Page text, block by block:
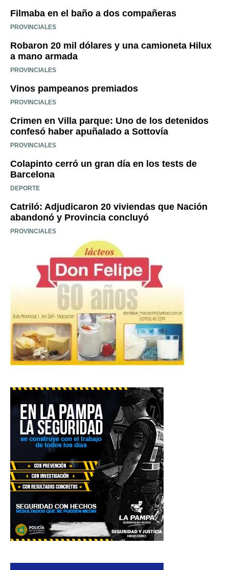
Filmaba en el baño a dos compañeras
PROVINCIALES
Robaron 20 mil dólares y una camioneta Hilux
a mano armada
PROVINCIALES
Vinos pampeanos premiados
PROVINCIALES
Crimen en Villa parque: Uno de los detenidos
confesó haber apuñalado a Sottovía
PROVINCIALES
Colapinto cerró un gran día en los tests de
Barcelona
DEPORTE
Catriló: Adjudicaron 20 viviendas que Nación
abandonó y Provincia concluyó
PROVINCIALES